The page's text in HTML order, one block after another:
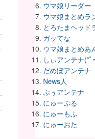
ウマ娘リーダー
ウマ娘まとめラ
とろたまヘッド
ガッてな
ウマ娘まとめあ
しぃアンテナ(*ﾟ
だめぽアンテナ
News人
ぷぅアンテナ
にゅーぷる
にゅーもふ
にゅーおた